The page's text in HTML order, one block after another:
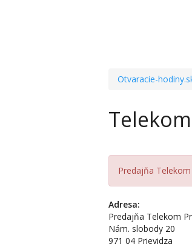
Otvaracie-
Predajňa
Adresa:
Predajňa Telekom
Nám. slobody 20
971 04 Prievidza